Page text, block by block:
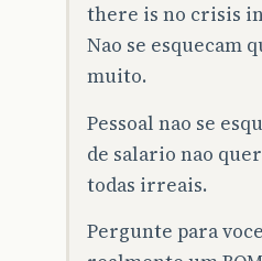
there is no crisis
Nao se esquecam
muito.
Pessoal nao se
de salario nao
todas irreais.
Pergunte para